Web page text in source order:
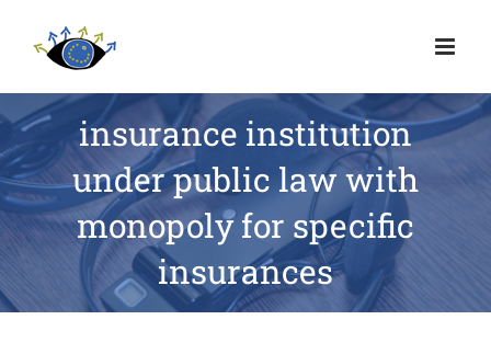
insurance institution
under public law with
monopoly for specific
insurances